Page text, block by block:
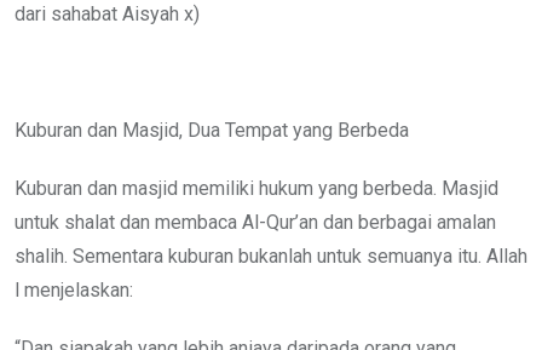
dari sahabat Aisyah x)
Kuburan dan Masjid, Dua Tempat yang Berbeda
Kuburan dan masjid memiliki hukum yang berbeda. Masjid
untuk shalat dan membaca Al-Qur’an dan berbagai amalan
shalih. Sementara kuburan bukanlah untuk semuanya itu. Allah
l menjelaskan: